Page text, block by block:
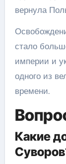
вернула
стало
империи и
одного из
времени.
Какие